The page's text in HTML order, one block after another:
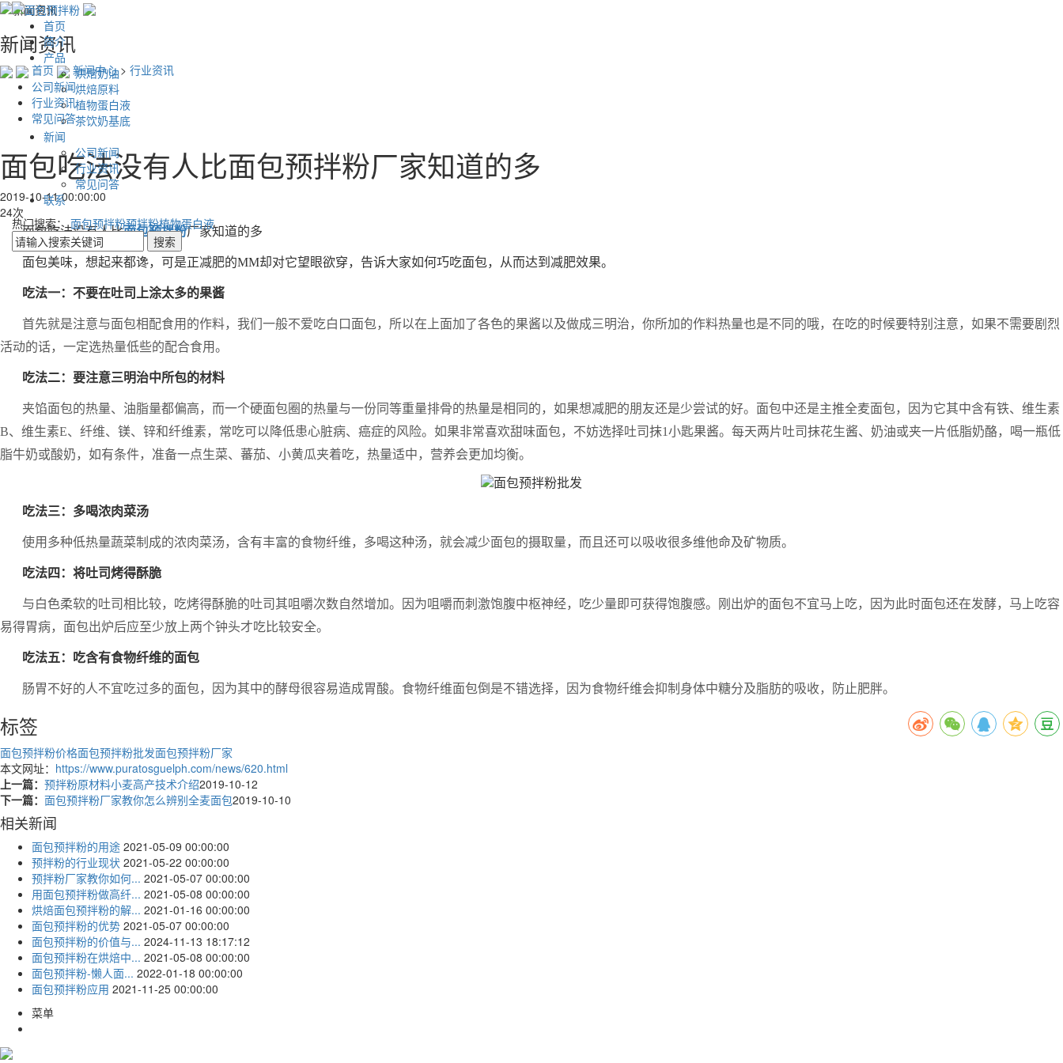
首页
简介
产品
烘焙奶油
烘焙原料
植物蛋白液
茶饮奶基底
新闻
公司新闻
行业资讯
常见问答
联系
热门搜索：面包预拌粉预拌粉植物蛋白液
新闻资讯
首页 新闻中心> 行业资讯
公司新闻
行业资讯
常见问答
面包吃法没有人比面包预拌粉厂家知道的多
2019-10-11 00:00:00
24次
面包吃法没有人比面包预拌粉厂家知道的多
面包美味，想起来都谗，可是正减肥的MM却对它望眼欲穿，告诉大家如何巧吃面包，从而达到减肥效果。
吃法一：不要在吐司上涂太多的果酱
首先就是注意与面包相配食用的作料，我们一般不爱吃白口面包，所以在上面加了各色的果酱以及做成三明治，你所加的作料热量也是不同的哦，在吃的时候要特别注意，如果不需要剧烈
活动的话，一定选热量低些的配合食用。
吃法二：要注意三明治中所包的材料
夹馅面包的热量、油脂量都偏高，而一个硬面包圈的热量与一份同等重量排骨的热量是相同的，如果想减肥的朋友还是少尝试的好。面包中还是主推全麦面包，因为它其中含有铁、维生素
B、维生素E、纤维、镁、锌和纤维素，常吃可以降低患心脏病、癌症的风险。如果非常喜欢甜味面包，不妨选择吐司抹1小匙果酱。每天两片吐司抹花生酱、奶油或夹一片低脂奶酪，喝一瓶低
脂牛奶或酸奶，如有条件，准备一点生菜、蕃茄、小黄瓜夹着吃，热量适中，营养会更加均衡。
吃法三：多喝浓肉菜汤
使用多种低热量蔬菜制成的浓肉菜汤，含有丰富的食物纤维，多喝这种汤，就会减少面包的摄取量，而且还可以吸收很多维他命及矿物质。
吃法四：将吐司烤得酥脆
与白色柔软的吐司相比较，吃烤得酥脆的吐司其咀嚼次数自然增加。因为咀嚼而刺激饱腹中枢神经，吃少量即可获得饱腹感。刚出炉的面包不宜马上吃，因为此时面包还在发酵，马上吃容
易得胃病，面包出炉后应至少放上两个钟头才吃比较安全。
吃法五：吃含有食物纤维的面包
肠胃不好的人不宜吃过多的面包，因为其中的酵母很容易造成胃酸。食物纤维面包倒是不错选择，因为食物纤维会抑制身体中糖分及脂肪的吸收，防止肥胖。
标签
面包预拌粉价格面包预拌粉批发面包预拌粉厂家
本文网址： https://www.puratosguelph.com/news/620.html
上一篇： 预拌粉原材料小麦高产技术介绍2019-10-12
下一篇： 面包预拌粉厂家教你怎么辨别全麦面包2019-10-10
相关新闻
面包预拌粉的用途 2021-05-09 00:00:00
预拌粉的行业现状 2021-05-22 00:00:00
预拌粉厂家教你如何... 2021-05-07 00:00:00
用面包预拌粉做高纤... 2021-05-08 00:00:00
烘焙面包预拌粉的解... 2021-01-16 00:00:00
面包预拌粉​的优势 2021-05-07 00:00:00
面包预拌粉的价值与... 2024-11-13 18:17:12
面包预拌粉在烘焙中... 2021-05-08 00:00:00
面包预拌粉-懒人面... 2022-01-18 00:00:00
面包预拌粉应用 2021-11-25 00:00:00
菜单